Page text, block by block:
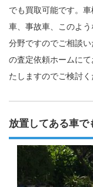
でも買取可能です。
車、事故車、このよ
分野ですのでご相談
の査定依頼ホームに
たしますのでご検討く
放置してある車で